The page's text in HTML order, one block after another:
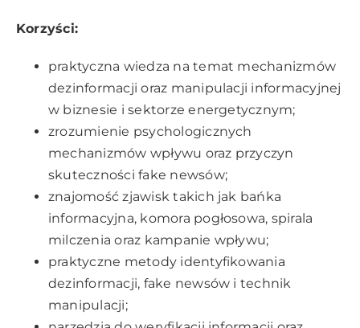
Korzyści:
praktyczna wiedza na temat mechanizmów
dezinformacji oraz manipulacji informacyjnej
w biznesie i sektorze energetycznym;
zrozumienie psychologicznych
mechanizmów wpływu oraz przyczyn
skuteczności fake newsów;
znajomość zjawisk takich jak bańka
informacyjna, komora pogłosowa, spirala
milczenia oraz kampanie wpływu;
praktyczne metody identyfikowania
dezinformacji, fake newsów i technik
manipulacji;